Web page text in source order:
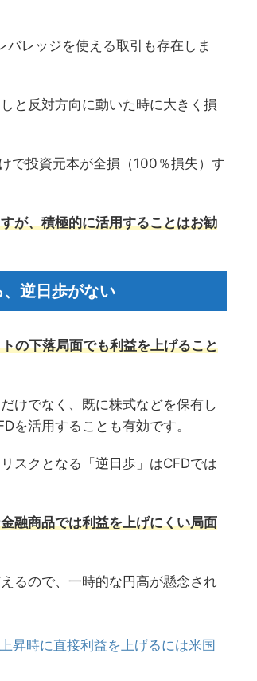
レッジを使える取引も存在しま
と反対方向に動いた時に大きく損
で投資元本が全損（100％損失）す
が、積極的に活用することはお勧
逆日歩がない
の下落局面でも利益を上げること
けでなく、既に株式などを保有し
を活用することも有効です。
スクとなる「逆日歩」はCFDでは
融商品では利益を上げにくい局面
るので、一時的な円高が懸念され
昇時に直接利益を上げるには米国